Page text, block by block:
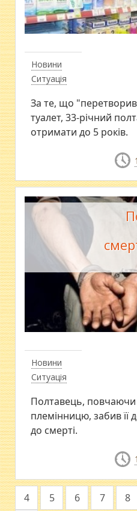
Новини
Ситуація
За те, що
туалет, 33-річний
отримати до 5 років.
Новини
Ситуація
Полтавець, повчаючи
племінницю, забив її
до смерті.
4 5 6 7 8